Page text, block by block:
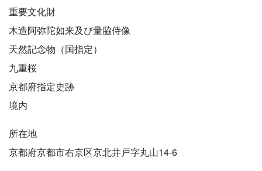
重要文化財
木造阿弥陀如来及び量脇侍像
天然記念物（国指定）
九重桜
京都府指定史跡
境内
所在地
京都府京都市右京区京北井戸字丸山14-6